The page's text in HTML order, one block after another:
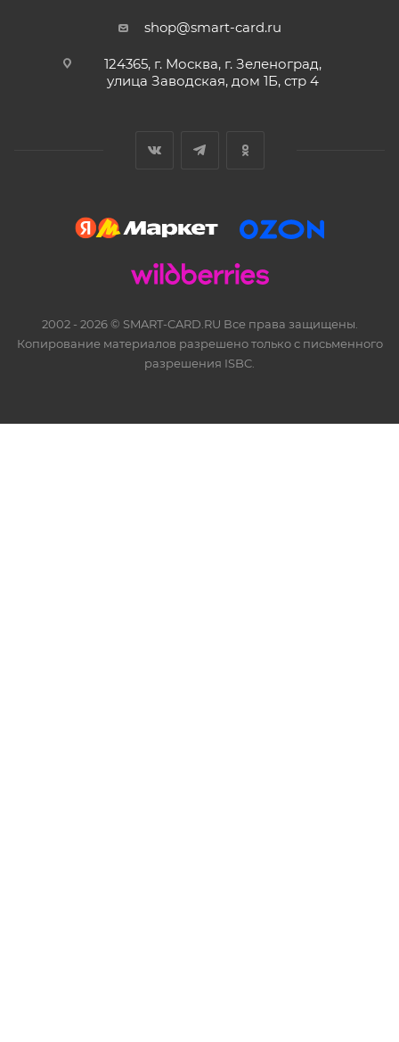
shop@smart-card.ru
124365, г. Москва, г. Зеленоград,
улица Заводская, дом 1Б, стр 4
2002 - 2026 © SMART-CARD.RU Все права защищены.
Копирование материалов разрешено только с письменного
разрешения ISBC.